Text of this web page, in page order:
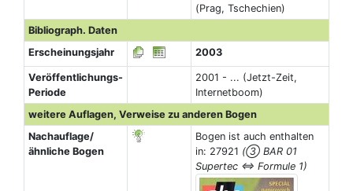
(Prag, Tschechien)
Bibliograph. Daten
Erscheinungsjahr
2003
Veröffentlichungs-
Periode
2001 - ... (Jetzt-Zeit,
Internetboom)
weitere Auflagen, Verweise zu anderen Bogen
Nachauflage/
ähnliche Bogen
Bogen ist auch enthalten
in: 27921 (③ BAR 01
Supertec ⇔ Formule 1)